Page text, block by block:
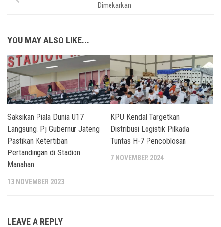
Dimekarkan
YOU MAY ALSO LIKE...
Saksikan Piala Dunia U17
Langsung, Pj Gubernur Jateng
Pastikan Ketertiban
Pertandingan di Stadion
Manahan
13 NOVEMBER 2023
KPU Kendal Targetkan
Distribusi Logistik Pilkada
Tuntas H-7 Pencoblosan
7 NOVEMBER 2024
LEAVE A REPLY